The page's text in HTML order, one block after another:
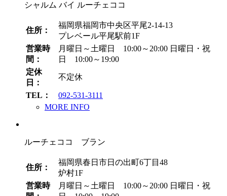
シャルム バイ ルーチェココ
住所：
福岡県福岡市中央区平尾2-14-13
プレベール平尾駅前1F
営業時
間：
月曜日～土曜日 10:00～20:00 日曜日・祝
日 10:00～19:00
定休
日：
不定休
TEL：
092-531-3111
MORE INFO
ルーチェココ ブラン
住所：
福岡県春日市日の出町6丁目48
炉村1F
営業時
月曜日～土曜日 10:00～20:00 日曜日・祝